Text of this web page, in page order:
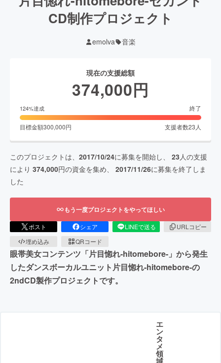
CD制作プロジェクト
emolva 音楽
現在の支援総額
374,000円
124%達成 終了
目標金額300,000円 支援者数23 人
このプロジェクトは、 2017/10/24に募集を開始し、 23人の支援
により 374,000円の資金を集め、 2017/11/26に募集を終了しま
した
もう一度プロジェクトをやってほしい
ポスト シェア LINEで送る
URLコピー
埋め込み
QRコード
眼帯美女コンテンツ「片目惚れ-hitomebore-」から発生
したダンスボーカルユニット片目惚れ-hitomebore-の
2ndCD製作プロジェクトです。
エ
ン
タ
メ
領